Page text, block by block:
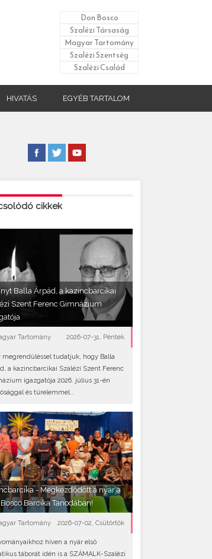
Don Bosco
Szalézi Társaság
Magyar Tartomány
Szalézi Szentség
Szalézi Család
HIVATÁS EGYÉB TARTALOM
cikkek
Balla Árpád, a kazincbarcikai
Szent Ferenc Gimnázium
Tartomány 2026-07-31, Péntek
megrendüléssel tudatjuk, hogy Balla
a kazincbarcikai Szalézi Szent Ferenc
igazgatója 2026. július 31-én
és türelemmel..
- Megkezdődött a nyár a
Barcika Tanodában!
Tartomány 2026-07-02, Csütörtök
híven a nyár első
táborát idén is a SZÁMALK-Szalézi